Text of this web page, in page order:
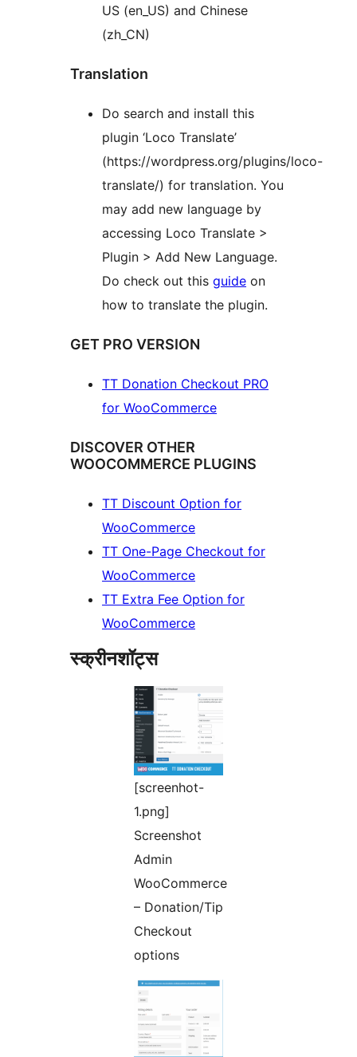
US (en_US) and Chinese
(zh_CN)
Translation
Do search and install this
plugin ‘Loco Translate’
(https://wordpress.org/plugins/loco-
translate/) for translation. You
may add new language by
accessing Loco Translate >
Plugin > Add New Language.
Do check out this guide on
how to translate the plugin.
GET PRO VERSION
TT Donation Checkout PRO
for WooCommerce
DISCOVER OTHER
WOOCOMMERCE PLUGINS
TT Discount Option for
WooCommerce
TT One-Page Checkout for
WooCommerce
TT Extra Fee Option for
WooCommerce
स्क्रीनशॉट्स
[screenhot-
1.png]
Screenshot
Admin
WooCommerce
– Donation/Tip
Checkout
options